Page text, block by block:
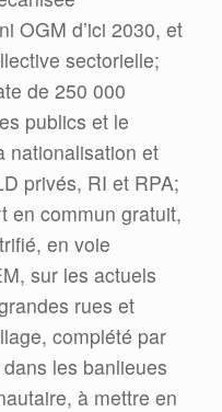
OGM d’ici 2030, et
sectorielle;
de 250 000
publics et le
nationalisation et
privés, RI et RPA;
en commun gratuit,
en voie
sur les actuels
rues et
complété par
les banlieues
à mettre en